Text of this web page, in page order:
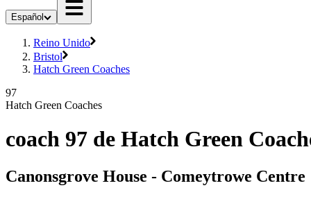
Español
Reino Unido
Bristol
Hatch Green Coaches
97
Hatch Green Coaches
coach 97 de Hatch Green
Canonsgrove House - Comeytrowe Centre